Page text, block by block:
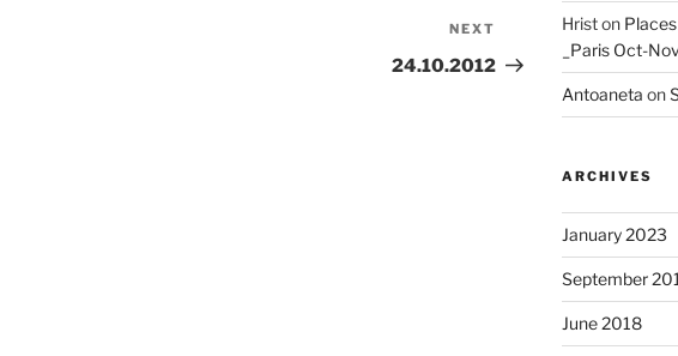
Post
NEXT
24.10.2012
Hriston
_Paris Oct-
Antoaneta on
ARCHIVES
January 2023
September
June 2018